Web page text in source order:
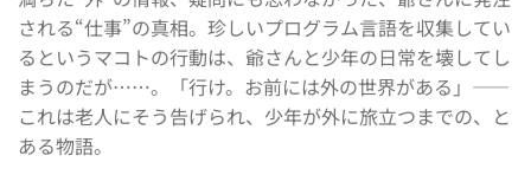
される“仕事”の真相。珍しいプログラム言語を収集してい
るというマコトの行動は、爺さんと少年の日常を壊してし
まうのだが……。「行け。お前には外の世界がある」――
これは老人にそう告げられ、少年が外に旅立つまでの、と
ある物語。